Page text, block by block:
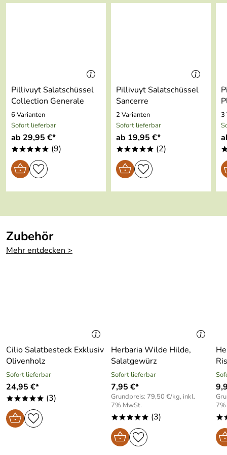
überschüssige Flüssigkeit auszugießen, ohne den Deckel
Hersteller: GEFU GmbH, Braukweg 28, 59889 Eslohe,
mail@gefu.com
Pillivuyt Salatschüssel
Collection Generale
6 Varianten
Sofort lieferbar
ab 29,95 €*
***** (9)
Pillivuyt Salatschüssel
Sancerre
2 Varianten
Sofort lieferbar
ab 19,95 €*
***** (2)
3
Zubehör
Mehr entdecken >
Cilio Salatbesteck Exklusiv
Olivenholz
Sofort lieferbar
24,95 €*
***** (3)
Herbaria Wilde Hilde,
Salatgewürz
Sofort lieferbar
7,95 €*
Grundpreis: 79,50 €/kg, inkl.
7% MwSt.
***** (3)